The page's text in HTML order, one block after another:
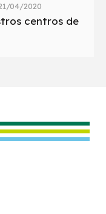
04/2020
centros de